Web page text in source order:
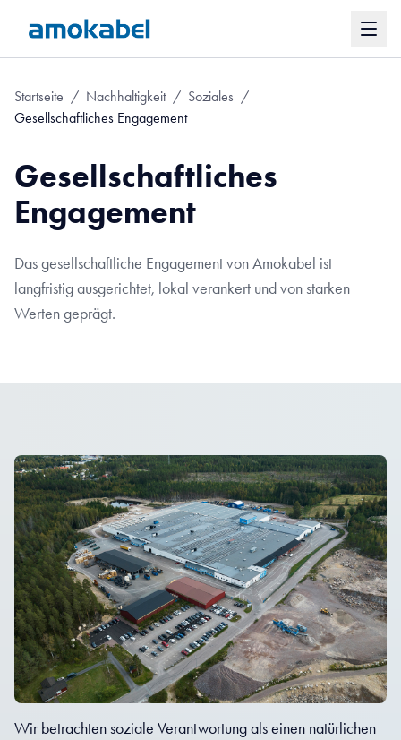
Startseite / Nachhaltigkeit / Soziales /
Gesellschaftliches Engagement
Gesellschaftliches
Engagement
Das gesellschaftliche Engagement von Amokabel ist
langfristig ausgerichtet, lokal verankert und von starken
Werten geprägt.
Wir betrachten soziale Verantwortung als einen natürlichen